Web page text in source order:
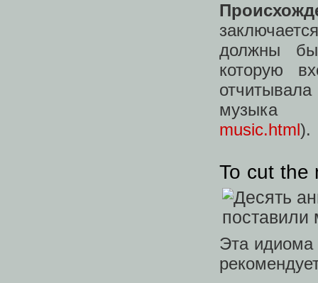
должны
которую
music.html).
To cut the
Эта идиома